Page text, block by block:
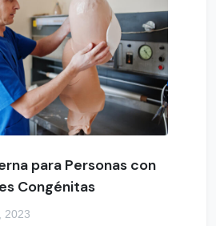
para Personas con
Congénitas
2023